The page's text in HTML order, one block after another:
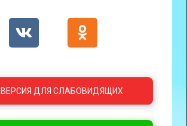
ВЕРСИЯ ДЛЯ СЛАБОВИДЯЩИХ